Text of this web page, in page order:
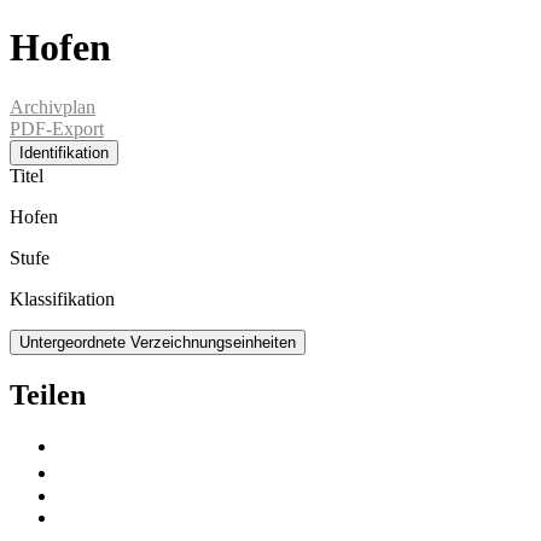
Hofen
Archivplan
PDF-Export
Identifikation
Titel
Hofen
Stufe
Klassifikation
Untergeordnete Verzeichnungseinheiten
Teilen